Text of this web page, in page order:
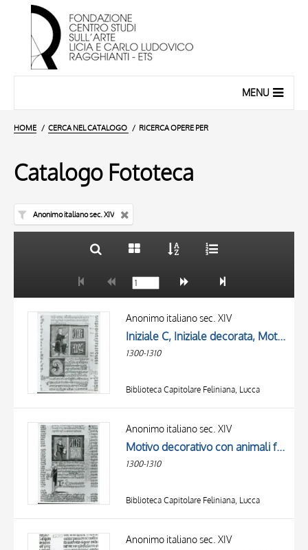
MENU
HOME CERCA NEL CATALOGO RICERCA OPERE PER
Catalogo Fototeca
Anonimo italiano sec. XIV
AUTORE
LOCALIZZAZIONE
Anonimo italiano sec. XIV
Iniziale C, Iniziale decorata, Motivi decorativi fitomorfi, Miniatura tabellare, Ulpiano, Figura maschile con libro, Figura maschile seduta
1300-1310
Biblioteca Capitolare Feliniana, Lucca
Anonimo italiano sec. XIV
Motivo decorativo con animali fantastici, Miniatura tabellare, Ulpiano, Figura maschile con libro, Figura maschile seduta
1300-1310
Biblioteca Capitolare Feliniana, Lucca
Anonimo italiano sec. XIV